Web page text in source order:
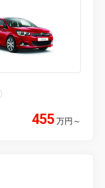
455 万円 ～